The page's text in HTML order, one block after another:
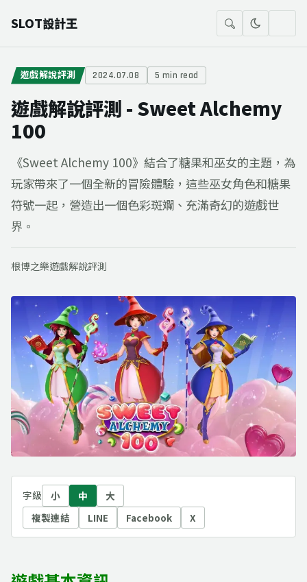
SLOT設計王
遊戲解說評測 2024.07.08 5 min read
遊戲解說評測 - Sweet Alchemy
100
《Sweet Alchemy 100》結合了糖果和巫女的主題，為
玩家帶來了一個全新的冒險體驗，這些巫女角色和糖果
符號一起，營造出一個色彩斑斕、充滿奇幻的遊戲世
界。
根博之樂遊戲解說評測
字級 小 中
大
複製連結
LINE Facebook X